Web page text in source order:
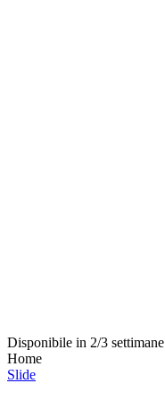
Disponibile in 2/3 settimane
Home
Slide